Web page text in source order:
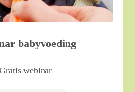
babyvoeding
Gratis webinar